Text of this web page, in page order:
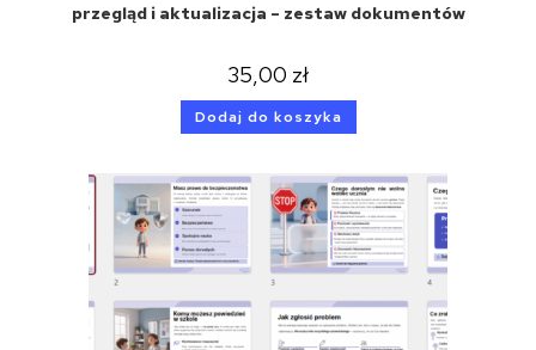
przegląd i aktualizacja – zestaw dokumentów
35,00 zł
Dodaj do koszyka